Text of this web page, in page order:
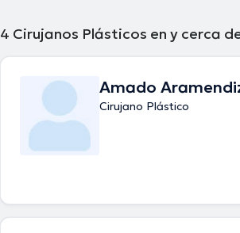
4 Cirujanos Plásticos en y cerca
Amado
Cirujano Plástico